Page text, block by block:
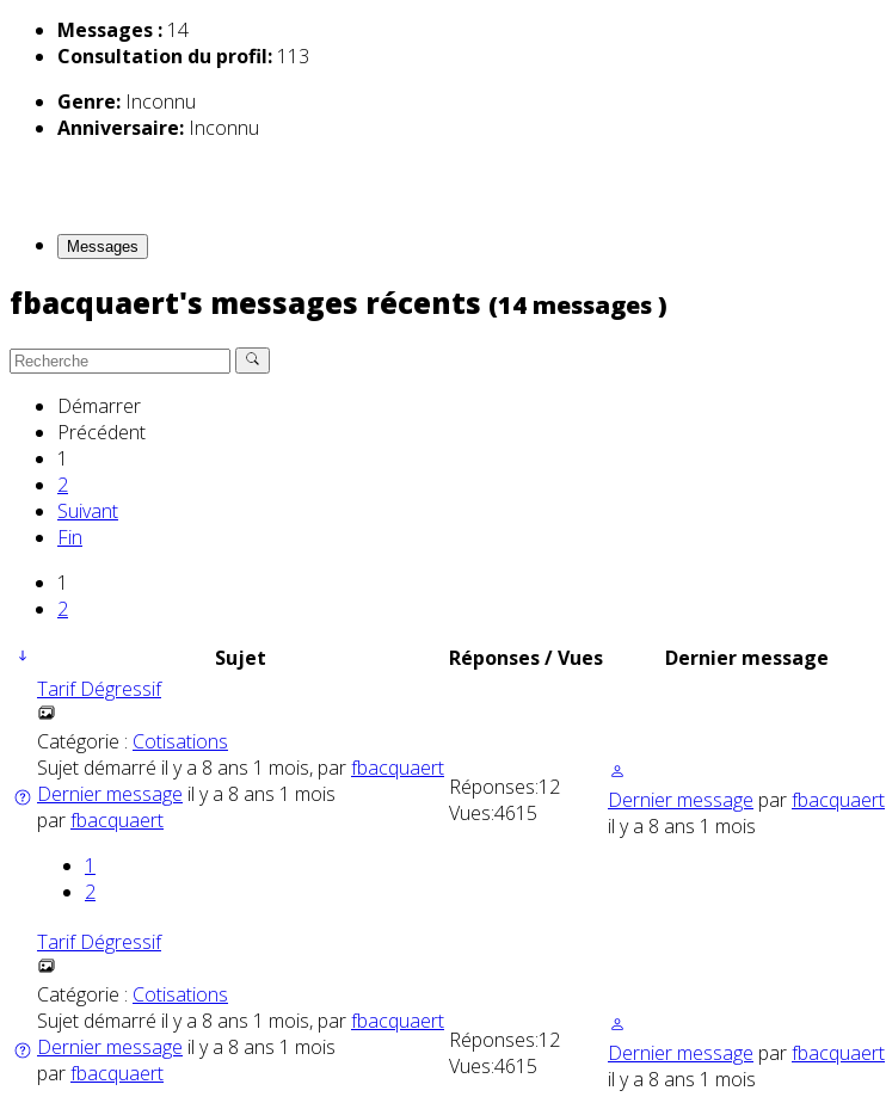
Messages : 14
Consultation du profil: 113
Genre: Inconnu
Anniversaire: Inconnu
Messages
fbacquaert's messages récents (14 messages )
Démarrer
Précédent
1
2
Suivant
Fin
1
2
Sujet
Réponses / Vues
Dernier message
Tarif Dégressif
Catégorie : Cotisations
Sujet démarré il y a 8 ans 1 mois, parfbacquaert
Dernier message il y a 8 ans 1 mois
parfbacquaert
1
2
Réponses:12
Vues:4615 Dernier message parfbacquaert
il y a 8 ans 1 mois
Tarif Dégressif
Catégorie : Cotisations
Sujet démarré il y a 8 ans 1 mois, parfbacquaert
Dernier message il y a 8 ans 1 mois
parfbacquaert
Réponses:12
Vues:4615 Dernier message parfbacquaert
il y a 8 ans 1 mois